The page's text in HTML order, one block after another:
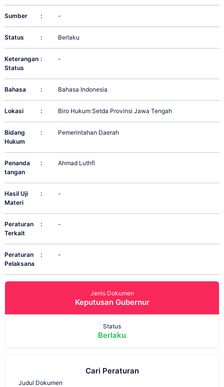
Sumber : -
Status : Berlaku
Keterangan
Status
: -
Bahasa : Bahasa Indonesia
Lokasi : Biro Hukum Setda Provinsi Jawa Tengah
Bidang
Hukum
: Pemerintahan Daerah
Penanda
tangan
: Ahmad Luthfi
Hasil Uji
Materi
: -
Peraturan
Terkait
: -
Peraturan
Pelaksana
: -
Jenis Dokumen
Keputusan Gubernur
Status
Berlaku
Cari Peraturan
Judul Dokumen